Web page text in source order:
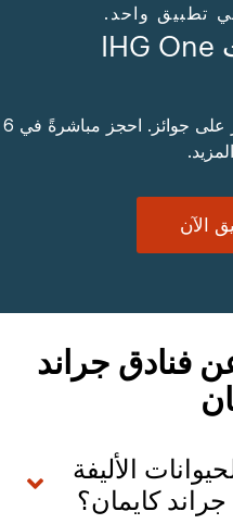
تطبيق واحد.
تطبيق برنامج المكافآت IHG One
سهّل سفرك من خلال تطبيقنا الحائز على جوائز. احجز مباشرةً في 6
الآن
فنادق جراند
الأليفة